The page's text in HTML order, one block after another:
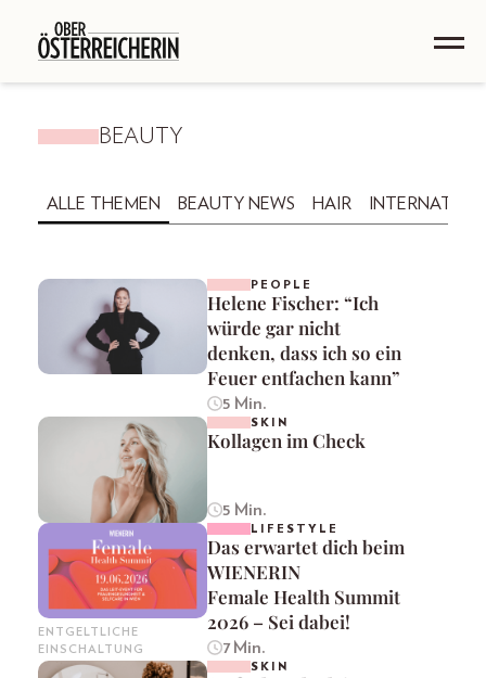
BEAUTY
ALLE THEMEN BEAUTY NEWS HAIR
PEOPLE
Helene Fischer: “Ich
würde gar nicht
denken, dass ich so ein
Feuer entfachen kann”
5 Min.
SKIN
Kollagen im Check
5 Min.
ENTGELTLICHE
EINSCHALTUNG
LIFESTYLE
Das erwartet dich beim
WIENERIN
Female Health Summit
2026 – Sei dabei!
7 Min.
SKIN